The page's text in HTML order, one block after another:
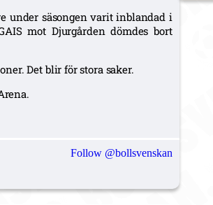
under säsongen varit inblandad i
mot Djurgården dömdes bort
Det blir för stora saker.
Follow @bollsvenskan